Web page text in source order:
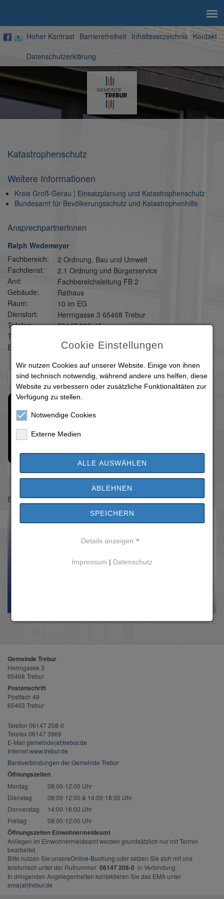
Hoher Kontrast Barrierefreiheit Inhaltsverzeichnis Kontakt
Datenschutzerklärung
Zur
Startseite
Katastrophenschutz
Weitere Informationen
Kreis Groß-Gerau | Einsatzplanung und Katastrophenschutz
Bundesamt für Bevölkerungsschutz und Katastrophenhilfe
AnsprechpartnerInnen
Ralph Wedemeyer
Fachbereich:
2 Ordnung, Bau und Umwelt
Fachdienst:
2.1 Ordnung und Bürgerservice
Amt:
Fachbereichsleitung FB 2
Gebäude:
Rathaus
Raum:
10 im EG
Dienstort:
Herrngasse 3 65468 Trebur
Telefon:
06147 208-45
Telefax:
E-Mail:
ralph.wedemeyer(at)trebur.de
Zurück zur Übersicht
Einwohnermeldeamt
Gemeinde Trebur
Herrngasse 3
65468 Trebur
Postanschrift
Postfach 49
65463 Trebur
Telefon 06147 208-0
Telefax 06147 3969
E-Mail gemeinde(at)trebur.de
Internetwww.trebur.de
Bankverbindungen der Gemeinde Trebur
Öffnungszeiten
Montag
08:00-12:00 Uhr
Dienstag
08:00-12:00 & 14:00-18:00 Uhr
Donnerstag
14:00-18:00 Uhr
Freitag
08:00-12:00 Uhr
Öffnungszeiten Einwohnermeldeamt
Anliegen im Einwohnermeldeamt werden grundsätzlich nur mit Termin
bearbeitet.
Bitte nutzen Sie unsereOnline-Buchung oder setzen Sie sich mit uns
telefonisch unter der Rufnummer 06147 208-0 in Verbindung.
In dringenden Angelegenheiten kontaktieren Sie das EMA unter
ema(at)trebur.de
Cookie Einstellungen
Wir nutzen Cookies auf unserer Website. Einige von ihnen
sind technisch notwendig, während andere uns helfen, diese
Website zu verbessern oder zusätzliche Funktionalitäten zur
Verfügung zu stellen.
Notwendige Cookies
Externe Medien
ALLE AUSWÄHLEN
ABLEHNEN
SPEICHERN
Details anzeigen
Impressum | Datenschutz